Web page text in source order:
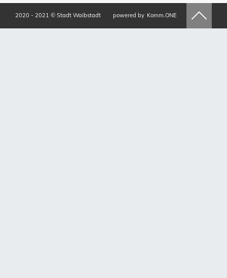
2020 - 2021 © Stadt Waibstadt powered by Komm.ONE